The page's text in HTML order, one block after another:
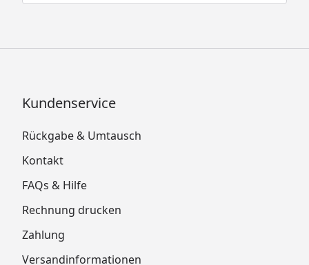
Kundenservice
Rückgabe & Umtausch
Kontakt
FAQs & Hilfe
Rechnung drucken
Zahlung
Versandinformationen